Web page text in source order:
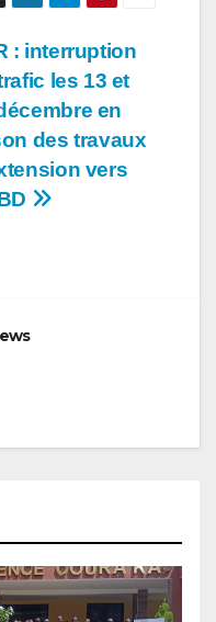
: interruption
les 13 et
en
des travaux
vers